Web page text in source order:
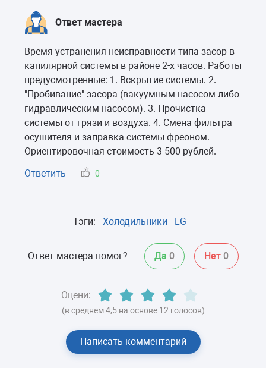
Ответ мастера
Время устранения неисправности типа засор в
капилярной системы в районе 2-х часов. Работы
предусмотренные: 1. Вскрытие системы. 2.
"Пробивание" засора (вакуумным насосом либо
гидравлическим насосом). 3. Прочистка
системы от грязи и воздуха. 4. Смена фильтра
осушителя и заправка системы фреоном.
Ориентировочная стоимость 3 500 рублей.
Ответить
0
Тэги: Холодильники LG
Ответ мастера помог? Да 0 Нет 0
Оцени:
(в среднем 4,5 на основе 12 голосов)
Написать комментарий